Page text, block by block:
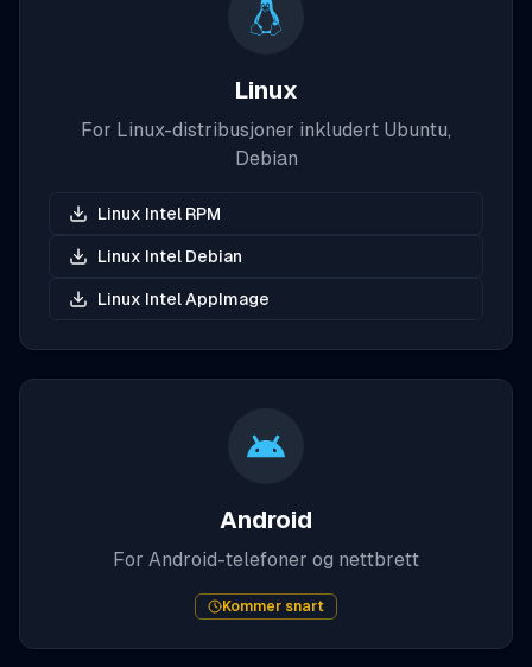
Linux
For Linux-distribusjoner inkludert Ubuntu,
Debian
Linux Intel RPM
Linux Intel Debian
Linux Intel AppImage
Android
For Android-telefoner og nettbrett
Kommer snart